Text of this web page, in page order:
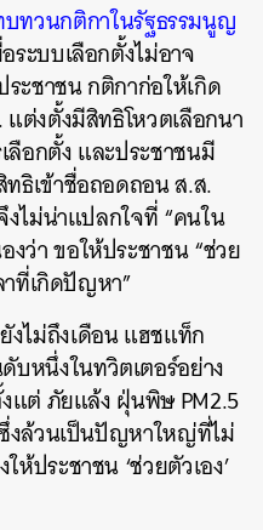
ทวนกติกาในรัฐธรรมนูญ
ระบบเลือกตั้งไม่อาจ
ะชาชน กติกาก่อให้เกิด
ต่งตั้งมีสิทธิโหวตเลือกนา
ลือกตั้ง และประชาชนมี
ธิเข้าชื่อถอดถอน ส.ส.
งไม่น่าแปลกใจที่ “คนใน
ว่า ขอให้ประชาชน “ช่วย
าที่เกิดปัญหา”
ไม่ถึงเดือน แฮชแท็ก
บหนึ่งในทวิตเตอร์อย่าง
แต่ ภัยแล้ง ฝุ่นพิษ PM2.5
ซึ่งล้วนเป็นปัญหาใหญ่ที่ไม่
ห้ประชาชน ‘ช่วยตัวเอง’